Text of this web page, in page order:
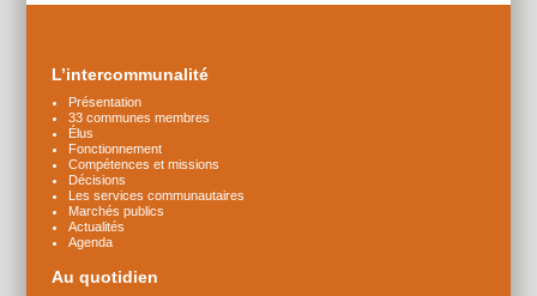
L’intercommunalité
Présentation
33 communes membres
Élus
Fonctionnement
Compétences et missions
Décisions
Les services communautaires
Marchés publics
Actualités
Agenda
Au quotidien